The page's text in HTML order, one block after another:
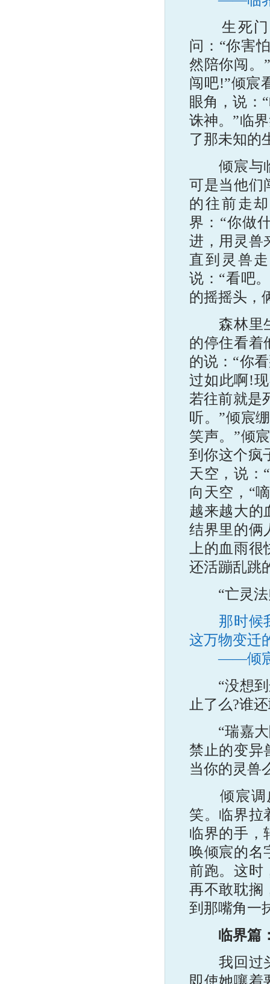
生死门
问：“你害
然陪你闯。
闯吧!”倾宸
眼角，说：
诛神。”临
了那未知的
倾宸与临
可是当他们
的往前走
界：“你做
进，用灵兽
直到灵兽
说：“看吧
的摇摇头，
森林里生
的停住看着
的说：“你
过如此啊!
若往前就是
听。”倾宸
笑声。”倾
到你这个疯
天空，说：
向天空，“
越来越大的
结界里的俩
上的血雨
还活蹦乱跳
“亡灵法
那时候我
这万物变
——倾
“没想到
止了么?谁
“瑞嘉大
禁止的变异
当你的灵兽
倾宸调皮
笑。临界拉
临界的手，
唤倾宸的名
前跑。这时
再不敢耽搁
到那嘴角一
临界篇
我回过头
即使她嚷着